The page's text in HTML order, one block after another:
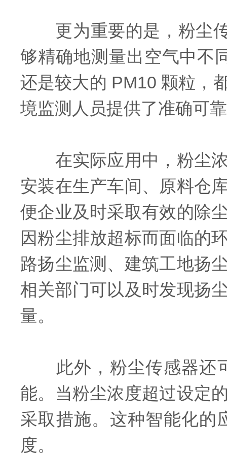
更为重要的是，粉尘传
够精确地测量出空气中不
还是较大的 PM10 颗粒，
境监测人员提供了准确可
在实际应用中，粉尘浓
安装在生产车间、原料仓
便企业及时采取有效的除
因粉尘排放超标而面临的
路扬尘监测、建筑工地扬
相关部门可以及时发现扬
量。
此外，粉尘传感器还可
能。当粉尘浓度超过设定
采取措施。这种智能化的
度。